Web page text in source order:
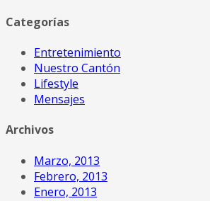
Categorías
Entretenimiento
Nuestro Cantón
Lifestyle
Mensajes
Archivos
Marzo, 2013
Febrero, 2013
Enero, 2013